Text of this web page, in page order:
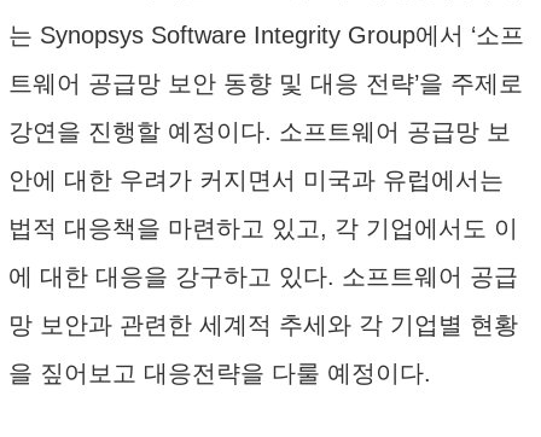
는 Synopsys Software Integrity Group에서 ‘소프
트웨어 공급망 보안 동향 및 대응 전략’을 주제로
강연을 진행할 예정이다. 소프트웨어 공급망 보
안에 대한 우려가 커지면서 미국과 유럽에서는
법적 대응책을 마련하고 있고, 각 기업에서도 이
에 대한 대응을 강구하고 있다. 소프트웨어 공급
망 보안과 관련한 세계적 추세와 각 기업별 현황
을 짚어보고 대응전략을 다룰 예정이다.